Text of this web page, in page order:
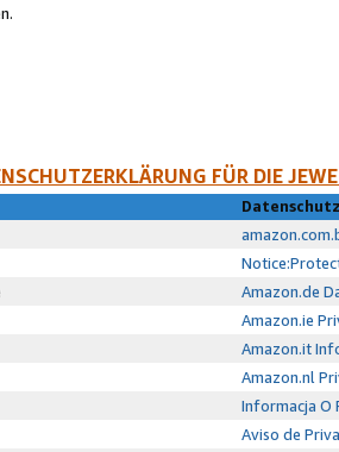
FÜR DIE
Amazon.de
Amazon.ie
Amazon.it
Amazon.nl
Informacja O
Aviso de